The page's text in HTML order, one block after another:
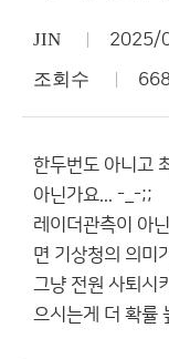
JIN 2025/
조회수
한두번도 아니고
아닌가요... -_-;;
레이더관측이 아
면 기상청의 의미
그냥 전원 사퇴시
으시는게 더 확률